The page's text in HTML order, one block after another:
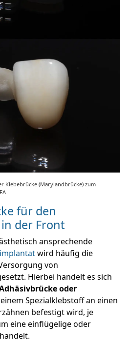
Klebebrücke (Marylandbrücke) zum
für den
der Front
ansprechende
wird häufig die
von
Hierbei handelt es sich
oder
Spezialklebstoff an einen
befestigt wird, je
eine einflügelige oder